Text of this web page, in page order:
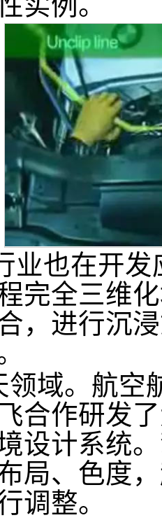
业也在开
完全三维
，进行沉
领域。航空
合作研发
设计系统
局、色度
调整。